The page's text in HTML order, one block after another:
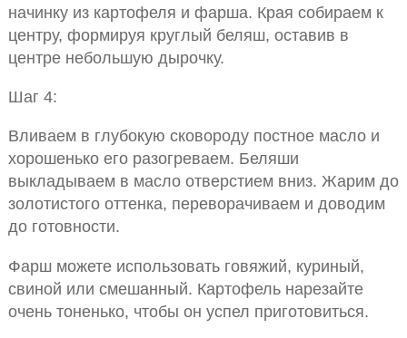
начинку из картофеля и фарша. Края собираем к
центру, формируя круглый беляш, оставив в
центре небольшую дырочку.
Шаг 4:
Вливаем в глубокую сковороду постное масло и
хорошенько его разогреваем. Беляши
выкладываем в масло отверстием вниз. Жарим до
золотистого оттенка, переворачиваем и доводим
до готовности.
Фарш можете использовать говяжий, куриный,
свиной или смешанный. Картофель нарезайте
очень тоненько, чтобы он успел приготовиться.